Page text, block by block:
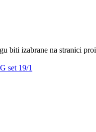
biti izabrane na stranici